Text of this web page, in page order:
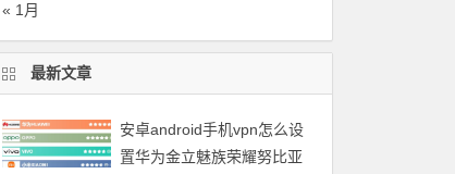
« 1月
最新文章
安卓android手机vpn怎么设
置华为金立魅族荣耀努比亚